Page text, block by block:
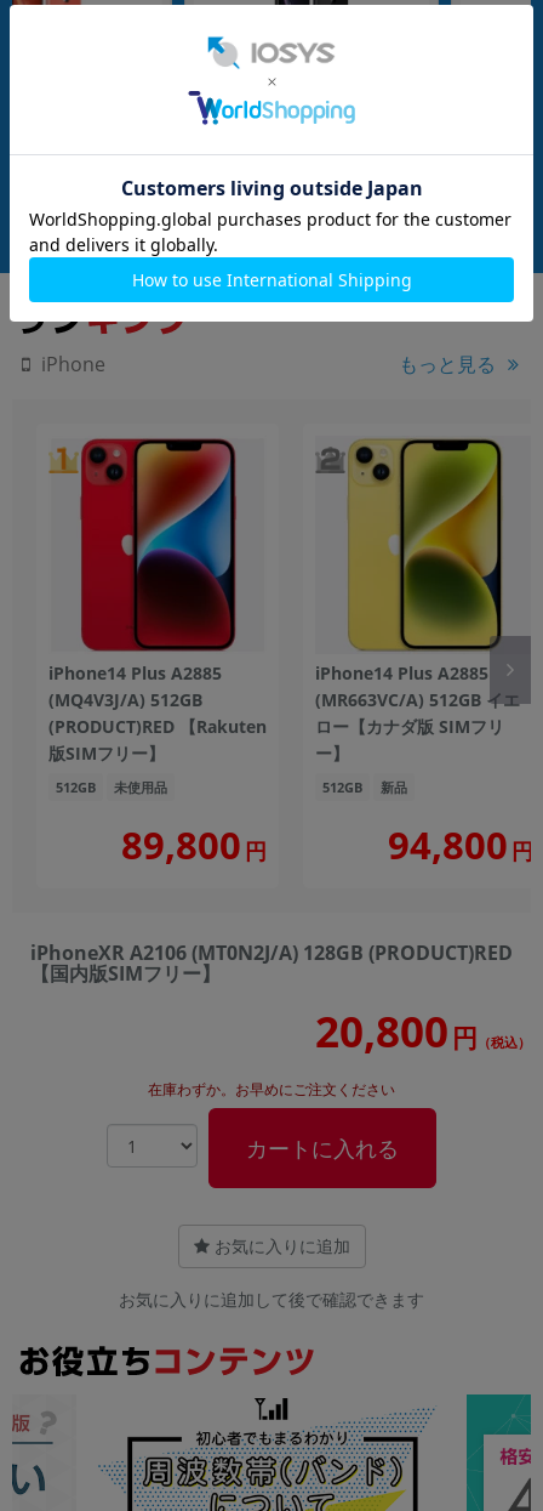
17,800 円 (税込)
iPhoneXR A2106 (MT002J/A) 64GB
ブラック 【国内版SIMフリー】
発売日：2018/10
在庫数：1
中古Cランク
発売日：2018/10
iPhone もっと見る
iPhone14 Plus A2885
(MQ4V3J/A) 512GB
(PRODUCT)RED 【Rakuten
版SIMフリー】
512GB 未使用品
89,800 円
iPhone14 Plus A2885
(MR663VC/A) 512GB イエ
ロー【カナダ版 SIMフリ
ー】
512GB 新品
94,800 円
iPhoneXR A2106 (MT0N2J/A) 128GB (PRODUCT)RED
【国内版SIMフリー】
20,800 円 （税込）
在庫わずか。お早めにご注文ください
カートに入れる
お気に入りに追加
お気に入りに追加して後で確認できます